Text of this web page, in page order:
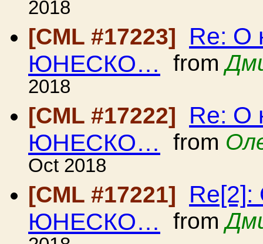
2018
[CML #17223]
Re: О
ЮНЕСКО… from
2018
[CML #17222]
Re: О
ЮНЕСКО… from
Oct 2018
[CML #17221]
ЮНЕСКО… from